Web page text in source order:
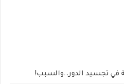
في تجسيد الدور..والسبب!